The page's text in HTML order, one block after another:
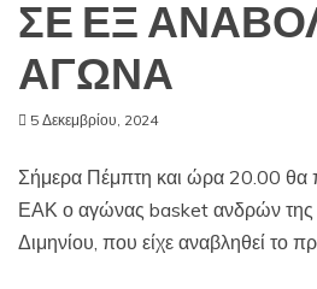
ΣΕ ΕΞ
ΑΓΩΝΑ
5 Δεκεμβρίου, 2024
Σήμερα Πέμπτη και ώρα 20.00 θα
ΕΑΚ ο αγώνας basket ανδρών της
Διμηνίου, που είχε αναβληθεί το